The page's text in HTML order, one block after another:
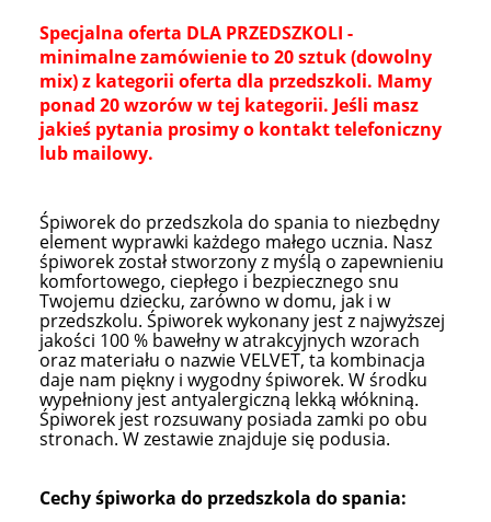
Specjalna oferta DLA PRZEDSZKOLI -
minimalne zamówienie to 20 sztuk (dowolny
mix) z kategorii oferta dla przedszkoli. Mamy
ponad 20 wzorów w tej kategorii. Jeśli masz
jakieś pytania prosimy o kontakt telefoniczny
lub mailowy.
Śpiworek do przedszkola do spania to niezbędny
element wyprawki każdego małego ucznia. Nasz
śpiworek został stworzony z myślą o zapewnieniu
komfortowego, ciepłego i bezpiecznego snu
Twojemu dziecku, zarówno w domu, jak i w
przedszkolu. Śpiworek wykonany jest z najwyższej
jakości 100 % bawełny w atrakcyjnych wzorach
oraz materiału o nazwie VELVET, ta kombinacja
daje nam piękny i wygodny śpiworek. W środku
wypełniony jest antyalergiczną lekką włókniną.
Śpiworek jest rozsuwany posiada zamki po obu
stronach. W zestawie znajduje się podusia.
Cechy śpiworka do przedszkola do spania: